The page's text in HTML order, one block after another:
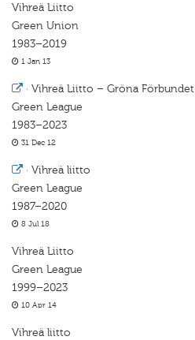
Vihreä Liitto
Green Union
1983–2019
1 Jan 13
· Vihreä Liitto – Gröna Förbundet
Green League
1983–2023
31 Dec 12
· Vihreä liitto
Green League
1987–2020
8 Jul 18
Vihreä Liitto
Green League
1999–2023
10 Apr 14
Vihreä liitto